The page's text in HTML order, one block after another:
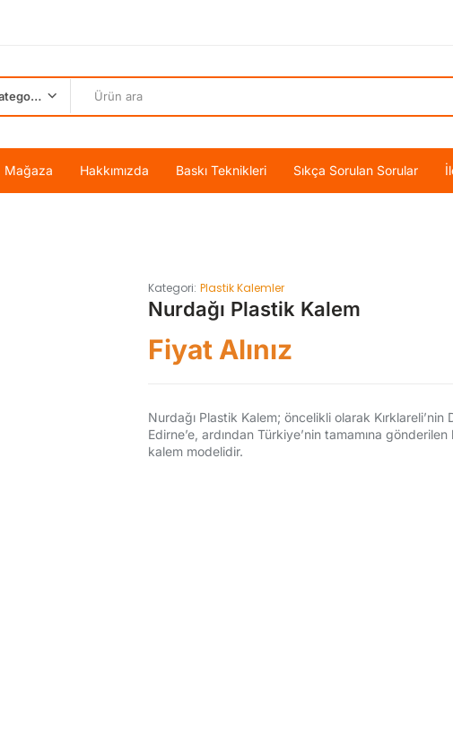
Tüm Kategoriler
Mağaza Hakkımızda Baskı Teknikleri Sıkça Sorulan Sorular
Kategori: Plastik Kalemler
Nurdağı Plastik Kalem
Fiyat Alınız
Nurdağı Plastik Kalem; öncelikli olarak Kırklareli’nin
Edirne’e, ardından Türkiye’nin tamamına
kalem modelidir.